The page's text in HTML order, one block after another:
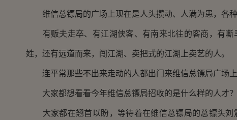
维信总镖局的广场上现在是人头攒动、人满为患，各种
有贩夫走卒、有江湖侠客、有南来北往的客商，有嘶
姓，还有远道而来，闯江湖、卖把式的江湖上卖艺的人。
连平常那些不出来走动的人都出门来维信总镖局广场上
大家都想看看今年维信总镖局招收的是什么样的人才？
大家都在翘首以盼，等待着在维信总镖局的总镖头刘